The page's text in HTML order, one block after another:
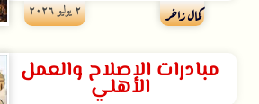
كمال زاخر ۲ يوليو ۲۰۲٦
مبادرات اﻹصلاح والعمل
اﻷهلي